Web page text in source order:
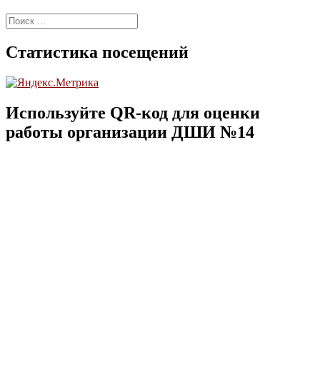
Найти:
Статистика посещений
Используйте QR-код для оценки
работы организации ДШИ №14